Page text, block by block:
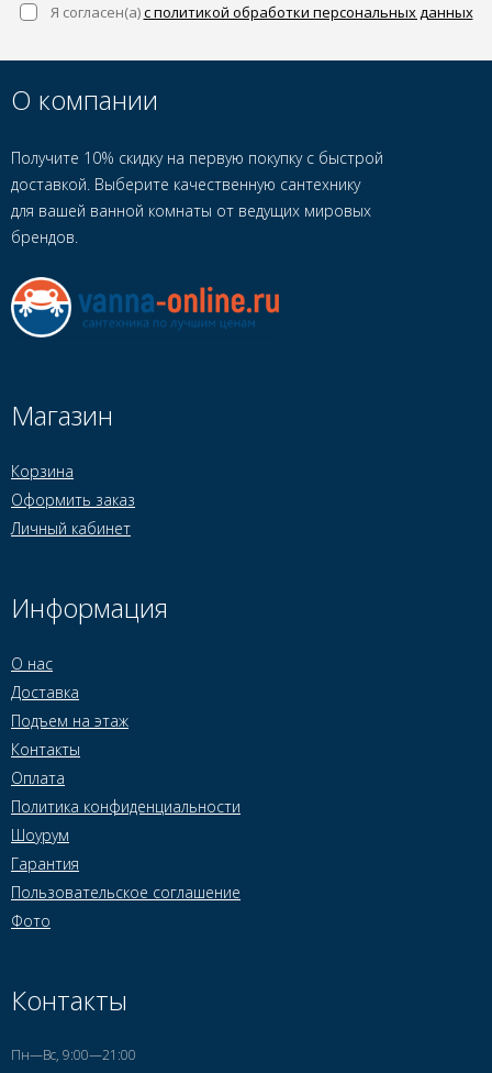
Я согласен(a)с политикой обработки персональных данных
О компании
Получите 10% скидку на первую покупку с быстрой
доставкой. Выберите качественную сантехнику
для вашей ванной комнаты от ведущих мировых
брендов.
Магазин
Корзина
Оформить заказ
Личный кабинет
Информация
О нас
Доставка
Подъем на этаж
Контакты
Оплата
Политика конфиденциальности
Шоурум
Гарантия
Пользовательское соглашение
Фото
Контакты
Пн—Вс, 9:00—21:00